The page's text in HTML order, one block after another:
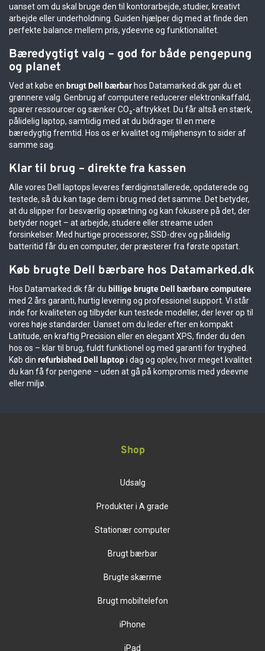
uanset om du skal bruge den til kontorarbejde, studier, kreativt
arbejde eller underholdning. Guiden hjælper dig med at finde den
perfekte balance mellem pris, ydeevne og funktionalitet.
Bæredygtigt valg – god for både pengepung
og planet
Ved at købe en brugt Dell bærbar hos Datamarked.dk gør du et
grønnere valg. Genbrug af computere reducerer elektronikaffald,
sparer ressourcer og sænker CO₂-aftrykket. Du får altså en stærk,
pålidelig laptop, samtidig med at du bidrager til en mere
bæredygtig fremtid. Hos os er kvalitet og miljøhensyn to sider af
samme sag.
Klar til brug – direkte fra kassen
Alle vores Dell laptops leveres færdiginstallerede, opdaterede og
testede, så du kan tage dem i brug med det samme. Det betyder,
at du slipper for besværlig opsætning og kan fokusere på det, der
betyder noget – at arbejde, studere eller streame uden
forsinkelser. Med hurtige processorer, SSD-drev og pålidelig
batteritid får du en computer, der præsterer fra første opstart.
Køb brugte Dell bærbare hos Datamarked.dk
Hos Datamarked.dk får du billige brugte Dell bærbare computere
med 2 års garanti, hurtig levering og professionel support. Vi står
inde for kvaliteten og tilbyder kun testede modeller, der lever op til
vores høje standarder. Uanset om du leder efter en kompakt
Latitude, en kraftig Precision eller en elegant XPS, finder du den
hos os – klar til brug, fuldt funktionel og med garanti for tryghed.
Køb din refurbished Dell laptopi dag og oplev, hvor meget kvalitet
du kan få for pengene – uden at gå på kompromis med ydeevne
eller miljø.
Shop
Udsalg
Produkter i A grade
Stationær computer
Brugt bærbar
Brugte skærme
Brugt mobiltelefon
iPhone
iPad